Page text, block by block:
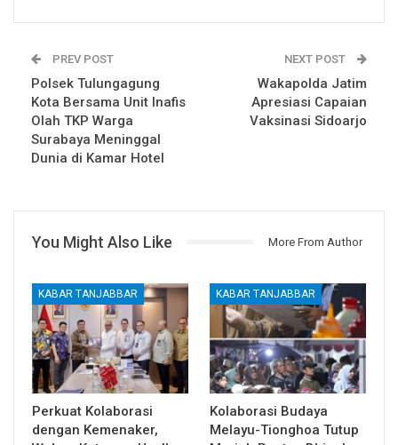
PREV POST
Polsek Tulungagung
Kota Bersama Unit Inafis
Olah TKP Warga
Surabaya Meninggal
Dunia di Kamar Hotel
NEXT POST
Wakapolda Jatim
Apresiasi Capaian
Vaksinasi Sidoarjo
You Might Also Like More From Author
KABAR TANJABBAR
Perkuat Kolaborasi
dengan Kemenaker,
KABAR TANJABBAR
Kolaborasi Budaya
Melayu-Tionghoa Tutup